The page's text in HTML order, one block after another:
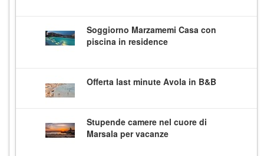
Soggiorno Marzamemi Casa con
piscina in residence
Offerta last minute Avola in B&B
Stupende camere nel cuore di
Marsala per vacanze